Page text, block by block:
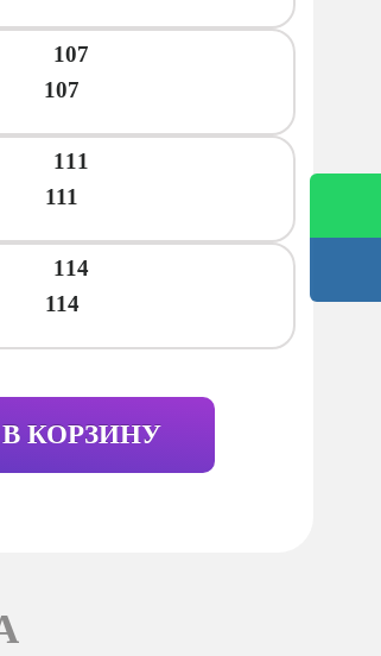
107
111
114
В КОРЗИНУ